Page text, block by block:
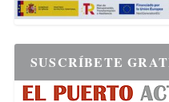
SUSCRÍBETE